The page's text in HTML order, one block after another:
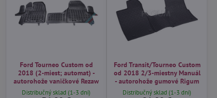
Ford Tourneo Custom od
2018 (2-miest; automat) -
autorohože vaničkové Rezaw
Distribučný sklad (1-3 dni)
Ford Transit/Tourneo Custom
od 2018 2/3-miestny Manuál
- autorohože gumové Rigum
Distribučný sklad (1-3 dni)